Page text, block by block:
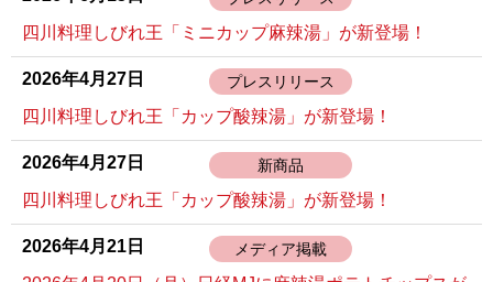
四川料理しびれ王「ミニカップ麻辣湯」が新登場！
2026年4月27日 プレスリリース
四川料理しびれ王「カップ酸辣湯」が新登場！
2026年4月27日 新商品
四川料理しびれ王「カップ酸辣湯」が新登場！
2026年4月21日 メディア掲載